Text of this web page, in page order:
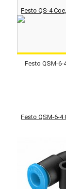
Festo QS-4
Festo QSM-6-4